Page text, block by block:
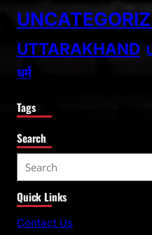
UTTARAKHAND
धर्म
Tags
Search
e
a
r
Quick Links
Contact Us